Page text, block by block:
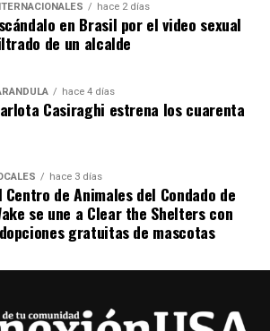
hace 2 días
en Brasil por el video sexual
de un alcalde
hace 4 días
Casiraghi estrena los cuarenta
hace 3 días
Centro de Animales del Condado de
se une a Clear the Shelters con
gratuitas de mascotas